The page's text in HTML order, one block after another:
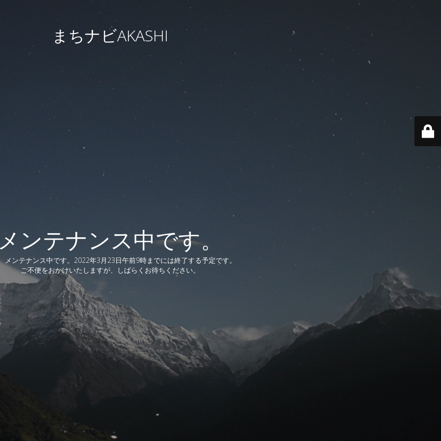
まちナビAKASHI
ンテナンス中です。
メンテナンス中です。2022年3月23日午前9時までには終了する予定です。
ご不便をおかけいたしますが、しばらくお待ちください。